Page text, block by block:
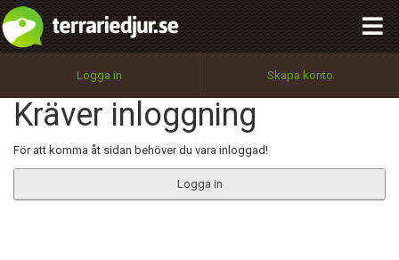
Logga in Skapa konto
Kräver inloggning
För att komma åt sidan behöver du vara inloggad!
Logga in
Utför
100%
OK
integritetspolicy
Namn:
Epost:
Begär nytt lösenord
Tillbaka till förstasidan